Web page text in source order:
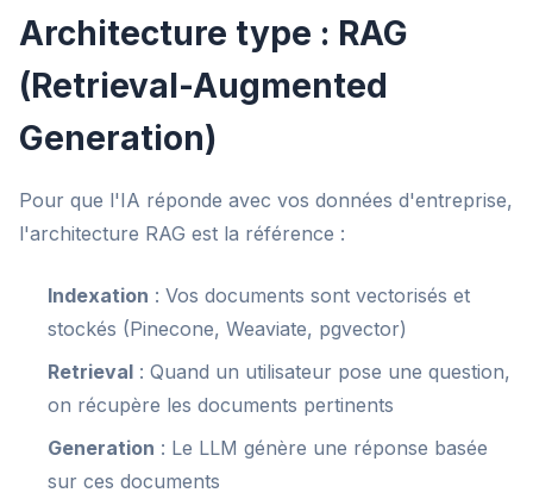
Architecture type : RAG
(Retrieval-Augmented
Generation)
Pour que l'IA réponde avec vos données d'entreprise,
l'architecture RAG est la référence :
Indexation : Vos documents sont vectorisés et
stockés (Pinecone, Weaviate, pgvector)
Retrieval : Quand un utilisateur pose une question,
on récupère les documents pertinents
Generation : Le LLM génère une réponse basée
sur ces documents